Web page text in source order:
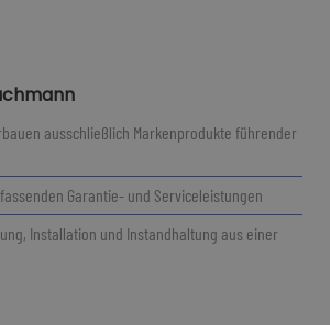
ausschließlich Markenprodukte führender
Garantie- und Serviceleistungen
Installation und Instandhaltung aus einer